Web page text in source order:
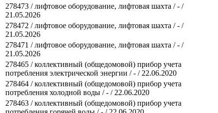
278473 / лифтовое оборудование, лифтовая шахта / - /
21.05.2026
278472 / лифтовое оборудование, лифтовая шахта / - /
21.05.2026
278471 / лифтовое оборудование, лифтовая шахта / - /
21.05.2026
278465 / коллективный (общедомовой) прибор учета
потребления электрической энергии / - / 22.06.2020
278464 / коллективный (общедомовой) прибор учета
потребления холодной воды / - / 22.06.2020
278463 / коллективный (общедомовой) прибор учета